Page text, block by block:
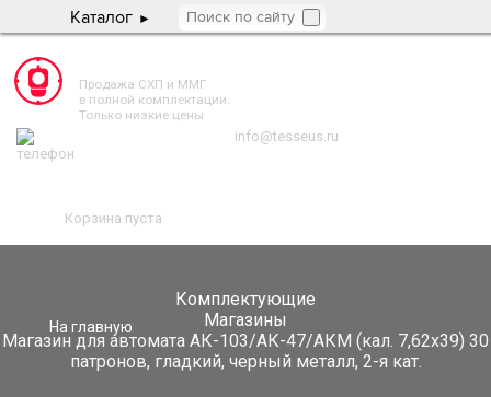
Каталог
Продажа СХП и ММГ
в полной комплектации.
Только низкие цены
info@tesseus.ru
Корзина пуста
Комплектующие
Магазины
Магазин для автомата АК-103/АК-47/АКМ (кал. 7,62x39) 30
патронов, гладкий, черный металл, 2-я кат.
На главную